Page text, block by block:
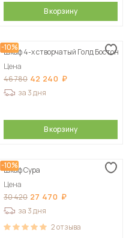
В корзину
-10%
Шкаф 4-х створчатый Голд Бостон
Цена
46 780 42 240
за 3 дня
В корзину
-10%
Шкаф Сура
Цена
30 420 27 470
за 3 дня
2отзыва